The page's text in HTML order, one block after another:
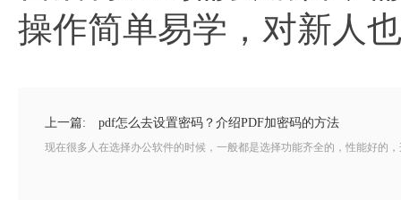
操作简单易学，对新人
上一篇: pdf怎么去设置密码？介绍PDF加密码的方法
现在很多人在选择办公软件的时候，一般都是选择功能齐全的，性能好的